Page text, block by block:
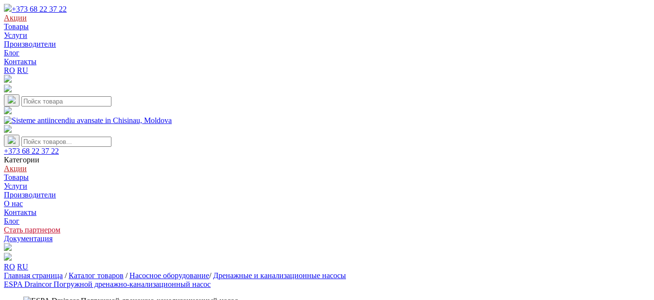
+373 68 22 37 22
Акции
Товары
Услуги
Производители
Блог
Контакты
RO RU
+373 68 22 37 22
Категории
Акции
Товары
Услуги
Производители
О нас
Контакты
Блог
Стать партнером
Документация
RO RU
Главная страница / Каталог товаров / Насосное оборудование/ Дренажные и канализационные насосы
ESPA Draincor Погружной дренажно-канализационный насос